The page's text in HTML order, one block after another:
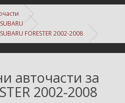
FORESTER 2002-2008
авточасти за
2002-2008